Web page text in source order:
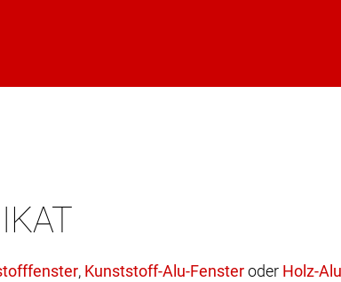
, oder